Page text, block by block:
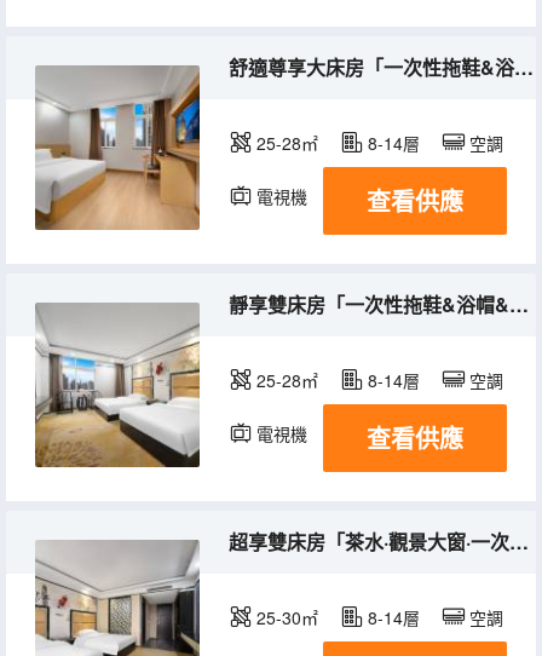
舒適尊享大床房「一次性拖鞋&浴帽&毛巾·微波爐·冰箱」
25-28㎡ 8-14層 空調
電視機 查看供應
靜享雙床房「一次性拖鞋&浴帽&毛巾·微波爐·冰箱」
25-28㎡ 8-14層 空調
電視機 查看供應
超享雙床房「茶水·觀景大窗·一次性拖鞋&浴帽&毛巾」）
25-30㎡ 8-14層 空調